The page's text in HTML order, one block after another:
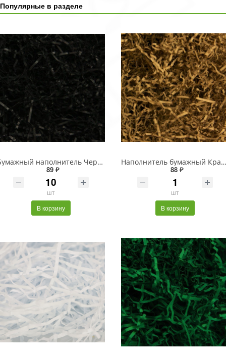
Популярные в разделе
Бумажный наполнитель Черный, арт.056,50гр, 2мм
89 ₽
шт
В корзину
Наполнитель бумажный Крафт арт.010, 100гр, 2мм
88 ₽
шт
В корзину